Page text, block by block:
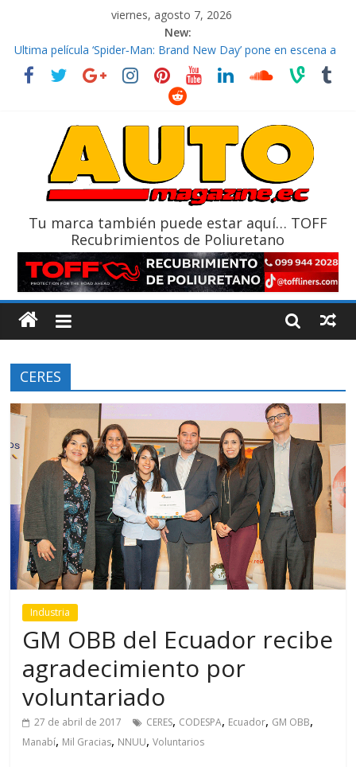
viernes, agosto 7, 2026
New:
El costo de tener un vehículo gana protagonismo a la hora de
decidir
Ultima película ‘Spider‑Man: Brand New Day’ pone en escena a
La Vuelta al Ecuador 2026, edición 47ª, recorre 7 provincias en 8
La FEDAK recibe 12 Sinotruk Bolden para cubrir las rutas de La
Tu marca también puede estar aquí… TOFF
Recubrimientos de Poliuretano
CERES
Industria
GM OBB del Ecuador recibe
agradecimiento por
voluntariado
27 de abril de 2017 CERES, CODESPA, Ecuador, GM OBB,
Manabí, Mil Gracias, NNUU,Voluntarios